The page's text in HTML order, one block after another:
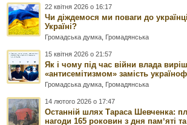
22 квітня 2026 о 16:17
Чи діждемося ми поваги до
Україні?
Громадська думка Громадянська
15 квітня 2026 о 21:57
Як і чому під час війни влада
«антисемітизмом» замість
Громадська думка Громадянська
14 лютого 2026 о 17:47
Останній шлях Тараса Шевченка:
нагоди 165 роковин з дня памʼяті